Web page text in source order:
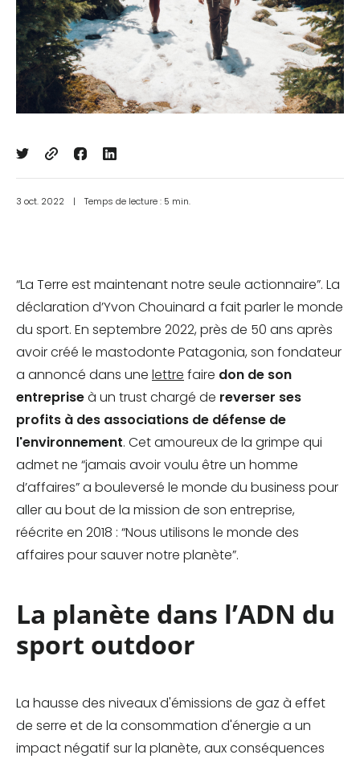
3 oct. 2022 | Temps de lecture : 5 min.
“La Terre est maintenant notre seule actionnaire”. La
déclaration d’Yvon Chouinard a fait parler le monde
du sport. En septembre 2022, près de 50 ans après
avoir créé le mastodonte Patagonia, son fondateur
a annoncé dans une lettre faire don de son
entrepriseà un trust chargé de reverser ses
profits à des associations de défense de
l'environnement. Cet amoureux de la grimpe qui
admet ne “jamais avoir voulu être un homme
d’affaires” a bouleversé le monde du business pour
aller au bout de la mission de son entreprise,
réécrite en 2018 : “Nous utilisons le monde des
affaires pour sauver notre planète”.
La planète dans l’ADN du
sport outdoor
La hausse des niveaux d'émissions de gaz à effet
de serre et de la consommation d'énergie a un
impact négatif sur la planète, aux conséquences